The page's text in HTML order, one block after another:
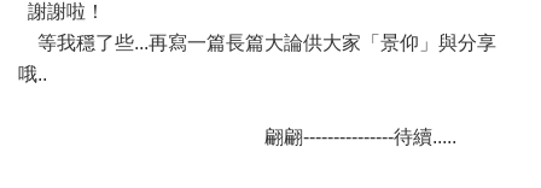
謝謝啦！
等我穩了些...再寫一篇長篇大論供大家「景仰」與分享
哦..
翩翩---------------待續.....